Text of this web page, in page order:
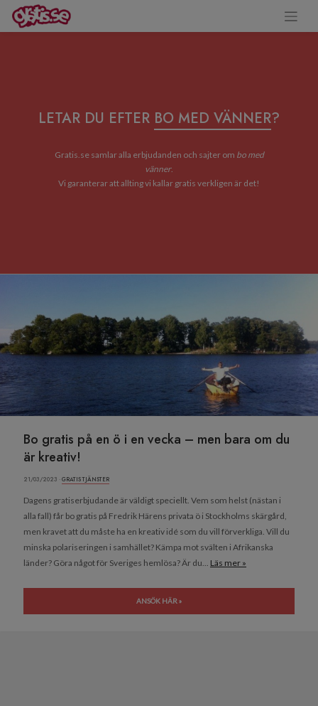
LETAR DU EFTER BO MED VÄNNER?
Gratis.se samlar alla erbjudanden och sajter om bo med
vänner.
Vi garanterar att allting vi kallar gratis verkligen är det!
Bo gratis på en ö i en vecka – men bara om du
är kreativ!
21/03/2023 ·GRATIS TJÄNSTER
Dagens gratiserbjudande är väldigt speciellt. Vem som helst (nästan i
alla fall) får bo gratis på Fredrik Härens privata ö i Stockholms skärgård,
men kravet att du måste ha en kreativ idé som du vill förverkliga. Vill du
minska polariseringen i samhället? Kämpa mot svälten i Afrikanska
länder? Göra något för Sveriges hemlösa? Är du... Läs mer »
ANSÖK HÄR »